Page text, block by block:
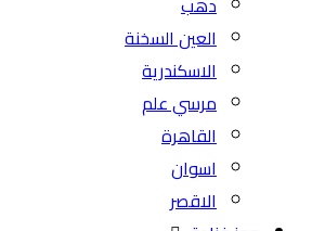
العين السخنة
الاسكندرية
مرسي علم
القاهرة
اسوان
الاقصر